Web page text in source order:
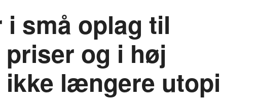
små oplag til
og i høj
længere utopi